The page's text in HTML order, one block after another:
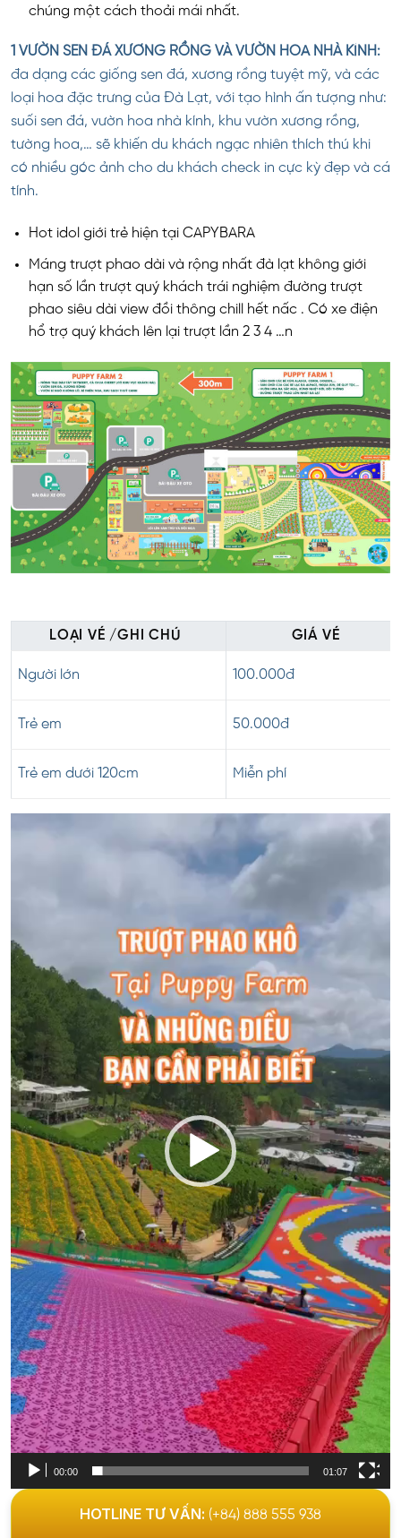
chúng một cách thoải mái nhất.
1 VƯỜN SEN ĐÁXƯƠNG RỒNG VÀ VƯỜN HOA NHÀ KÍNH:
đa dạng các giống sen đá, xương rồng tuyệt mỹ, và các
loại hoa đặc trưng của Đà Lạt, với tạo hình ấn tượng như:
suối sen đá, vườn hoa nhà kính, khu vườn xương rồng,
tường hoa,… sẽ khiến du khách ngạc nhiên thích thú khi
có nhiều góc ảnh cho du khách check in cực kỳ đẹp và cá
tính.
Hot idol giới trẻ hiện tại CAPYBARA
Máng trượt phao dài và rộng nhất đà lạt không giới
hạn số lần trượt quý khách trái nghiệm đường trượt
phao siêu dài view đồi thông chill hết nấc . Có xe điện
hổ trợ quý khách lên lại trượt lần 2 3 4 …n
LOẠI VÉ /GHI CHÚ GIÁ VÉ
Người lớn 100.000đ
Trẻ em 50.000đ
Trẻ em dưới 120cm Miễn phí
00:00 01:07
HOTLINE TƯ VẤN: (+84) 888 555 938